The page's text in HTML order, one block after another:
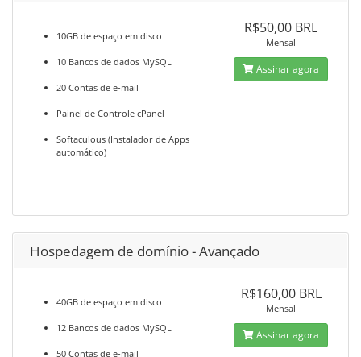
10GB de espaço em disco
10 Bancos de dados MySQL
20 Contas de e-mail
Painel de Controle cPanel
Softaculous (Instalador de Apps
automático)
R$50,00 BRL
Mensal
Assinar agora
Hospedagem de domínio - Avançado
40GB de espaço em disco
12 Bancos de dados MySQL
50 Contas de e-mail
R$160,00 BRL
Mensal
Assinar agora